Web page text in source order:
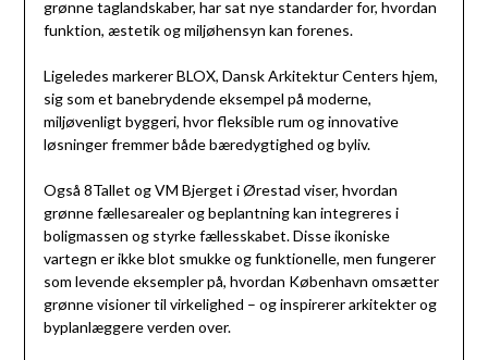
grønne taglandskaber, har sat nye standarder for, hvordan
funktion, æstetik og miljøhensyn kan forenes.
Ligeledes markerer BLOX, Dansk Arkitektur Centers hjem,
sig som et banebrydende eksempel på moderne,
miljøvenligt byggeri, hvor fleksible rum og innovative
løsninger fremmer både bæredygtighed og byliv.
Også 8Tallet og VM Bjerget i Ørestad viser, hvordan
grønne fællesarealer og beplantning kan integreres i
boligmassen og styrke fællesskabet. Disse ikoniske
vartegn er ikke blot smukke og funktionelle, men fungerer
som levende eksempler på, hvordan København omsætter
grønne visioner til virkelighed – og inspirerer arkitekter og
byplanlæggere verden over.